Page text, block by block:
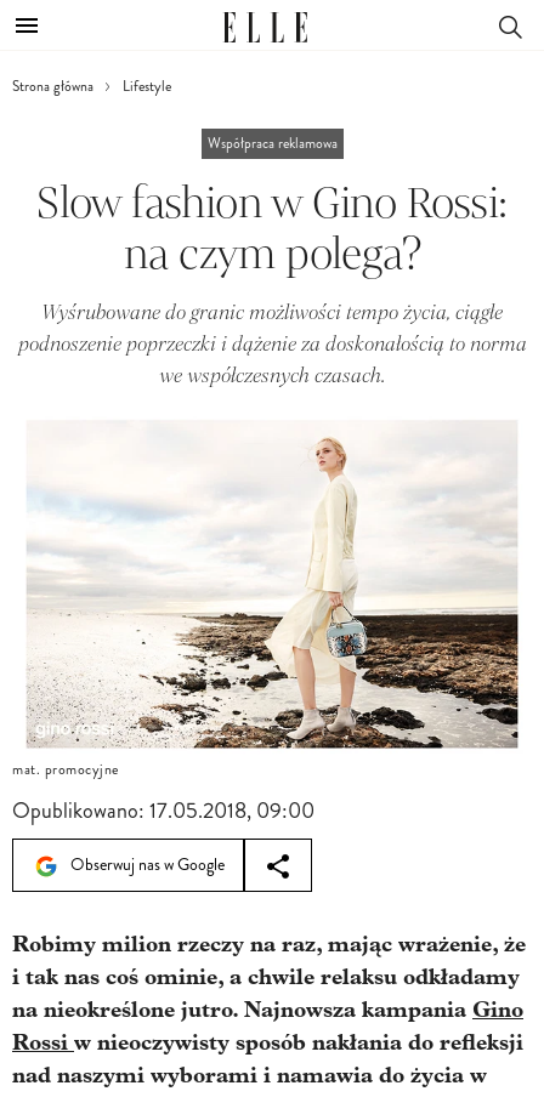
Strona główna Lifestyle
Współpraca reklamowa
Slow fashion w Gino Rossi:
na czym polega?
Wyśrubowane do granic możliwości tempo życia, ciągłe
podnoszenie poprzeczki i dążenie za doskonałością to norma
we współczesnych czasach.
mat. promocyjne
Opublikowano:17.05.2018, 09:00
Obserwuj nas w Google
Robimy milion rzeczy na raz, mając wrażenie, że
i tak nas coś ominie, a chwile relaksu odkładamy
na nieokreślone jutro. Najnowsza kampania Gino
Rossi w nieoczywisty sposób nakłania do refleksji
nad naszymi wyborami i namawia do życia w